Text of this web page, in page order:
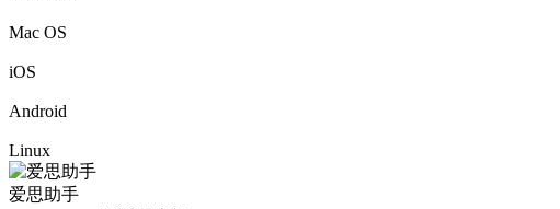
Mac OS
iOS
Android
Linux
爱思助手